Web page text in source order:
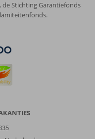
de Stichting Garantiefonds